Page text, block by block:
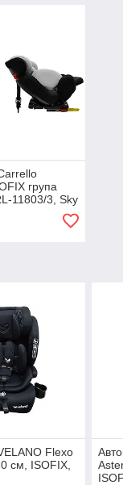
група
11803/3, Sky
Flexo
см, ISOFIX,